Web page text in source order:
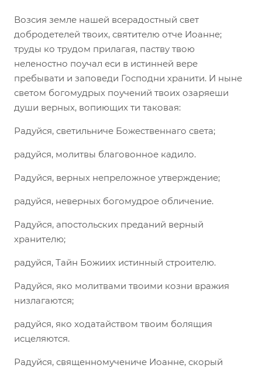
Возсия земле нашей всерадостный свет
добродетелей твоих, святителю отче Иоанне;
труды ко трудом прилагая, паству твою
неленостно поучал еси в истинней вере
пребывати и заповеди Господни хранити. И ныне
светом богомудрых поучений твоих озаряеши
души верных, вопиющих ти таковая:
Радуйся, светильниче Божественнаго света;
радуйся, молитвы благовонное кадило.
Радуйся, верных непреложное утверждение;
радуйся, неверных богомудрое обличение.
Радуйся, апостольских преданий верный
хранителю;
радуйся, Тайн Божиих истинный строителю.
Радуйся, яко молитвами твоими козни вражия
низлагаются;
радуйся, яко ходатайством твоим болящия
исцеляются.
Радуйся, священномучениче Иоанне, скорый